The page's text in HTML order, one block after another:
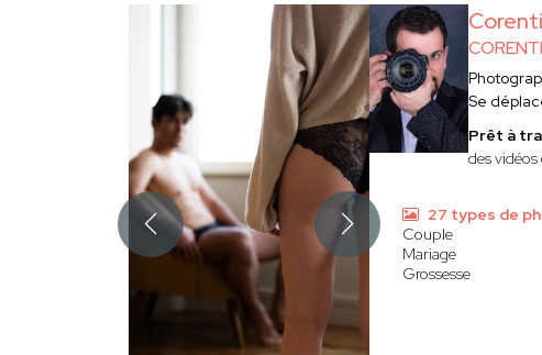
Se
Prêt à
des
27 types de
Couple
Mariage
Grossesse